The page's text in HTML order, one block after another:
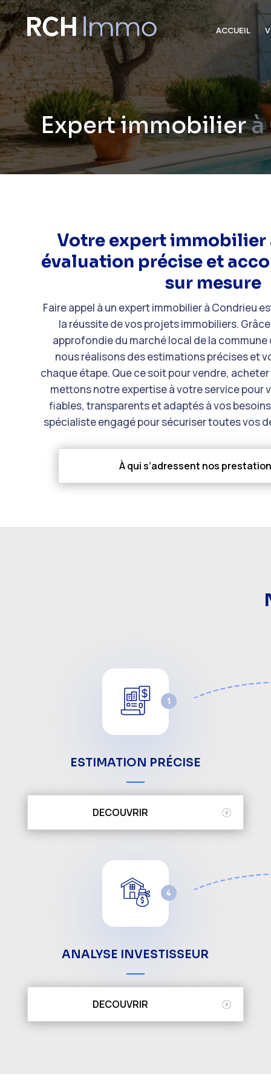
ACCUEIL
Expert immobilierà
Votre expert immobilier
évaluation précise et
sur mesure
Faire appel à un expert immobilierà Condrieu
la réussite de vos projets immobiliers.
approfondie du marché local de la
nous réalisons des estimations précises et
chaque étape. Que ce soit pour vendre,
mettons notre expertise à votre service pour
fiables, transparents et adaptés à vos
spécialiste engagé pour sécuriser toutes vos
À qui s’adressent nos
1
ESTIMATION PRÉCISE
DECOUVRIR
4
ANALYSE INVESTISSEUR
DECOUVRIR